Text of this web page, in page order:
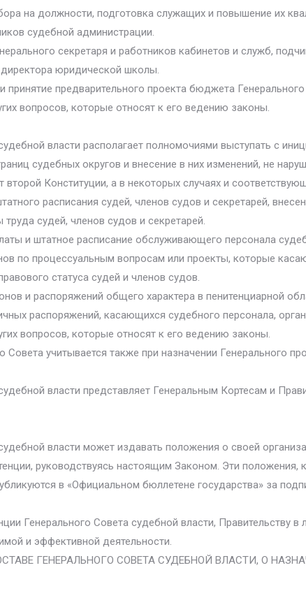
на должности, подготовка служащих и повышение их
судебной администрации.
секретаря и работников кабинетов и служб,
юридической школы.
принятие предварительного проекта бюджета
вопросов, которые относят к его ведению законы.
власти располагает полномочиями выступать с
судебных округов и внесение в них изменений, не
второй Конституции, а в некоторых случаях и
расписания судей, членов судов и секретарей,
судей, членов судов и секретарей.
и штатное расписание обслуживающего персонала
по процессуальным вопросам или проекты, которые
статуса судей и членов судов.
и распоряжений общего характера в пенитенциарной
распоряжений, касающихся судебного персонала,
вопросов, которые относят к его ведению законы.
Совета учитывается также при назначении Генерального
власти представляет Генеральным Кортесам и
власти может издавать положения о своей
руководствуясь настоящим Законом. Эти
в «Официальном бюллетене государства» за
Генерального Совета судебной власти, Правительству
и эффективной деятельности.
ГЕНЕРАЛЬНОГО СОВЕТА СУДЕБНОЙ ВЛАСТИ, О